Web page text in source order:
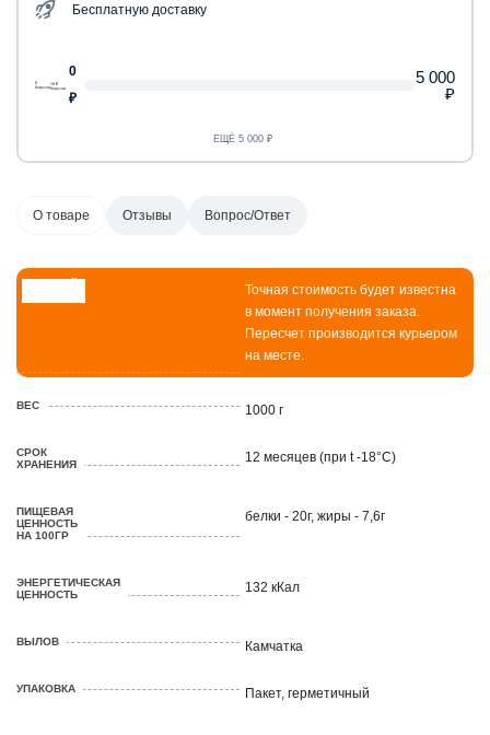
Бесплатную доставку
ЕЩЁ 5 000 ₽
0
₽
5 000
₽
0
бонусов
50 ₽
бонусов
О товаре Отзывы Вопрос/Ответ
Точная стоимость будет известна
в момент получения заказа.
Пересчет производится курьером
на месте.
ВЕС 1000 г
СРОК
ХРАНЕНИЯ
12 месяцев (при t -18°C)
ПИЩЕВАЯ
ЦЕННОСТЬ
НА 100ГР
белки - 20г, жиры - 7,6г
ЭНЕРГЕТИЧЕСКАЯ
ЦЕННОСТЬ
132 кКал
ВЫЛОВ Камчатка
УПАКОВКА Пакет, герметичный